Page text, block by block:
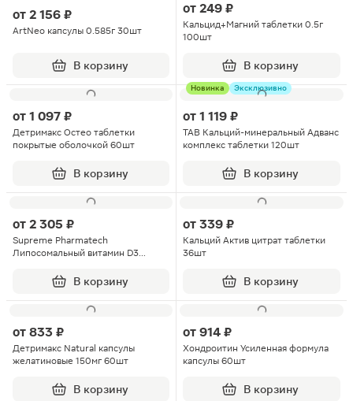
от 2 156 ₽
ArtNeo капсулы 0.585г 30шт
В корзину
от 249 ₽
Кальцид+Магний таблетки 0.5г
100шт
В корзину
от 1 097 ₽
Детримакс Остео таблетки
покрытые оболочкой 60шт
В корзину
Новинка Эксклюзивно
от 1 119 ₽
ТАВ Кальций-минеральный Адванс
комплекс таблетки 120шт
В корзину
от 2 305 ₽
Supreme Pharmatech
Липосомальный витамин D3
В корзину
от 339 ₽
Кальций Актив цитрат таблетки
36шт
В корзину
от 833 ₽
Детримакс Natural капсулы
желатиновые 150мг 60шт
В корзину
от 914 ₽
Хондроитин Усиленная формула
капсулы 60шт
В корзину